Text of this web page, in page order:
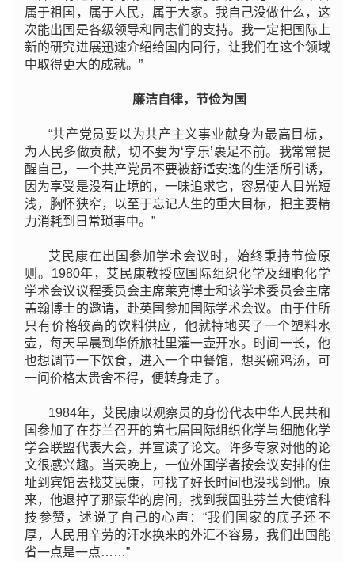
属于祖国，属于人民，属于大家。我自己没做什么，这
次能出国是各级领导和同志们的支持。我一定把国际上
新的研究进展迅速介绍给国内同行，让我们在这个领域
中取得更大的成就。”
廉洁自律，节俭为国
“共产党员要以为共产主义事业献身为最高目标，
为人民多做贡献，切不要为‘享乐’裹足不前。我常常提
醒自己，一个共产党员不要被舒适安逸的生活所引诱，
因为享受是没有止境的，一味追求它，容易使人目光短
浅，胸怀狭窄，以至于忘记人生的重大目标，把主要精
力消耗到日常琐事中。”
艾民康在出国参加学术会议时，始终秉持节俭原
则。1980年，艾民康教授应国际组织化学及细胞化学
学术会议议程委员会主席莱克博士和该学术委员会主席
盖翰博士的邀请，赴英国参加国际学术会议。由于住所
只有价格较高的饮料供应，他就特地买了一个塑料水
壶，每天早晨到华侨旅社里灌一壶开水。时间一长，他
也想调节一下饮食，进入一个中餐馆，想买碗鸡汤，可
一问价格太贵舍不得，便转身走了。
1984年，艾民康以观察员的身份代表中华人民共和
国参加了在芬兰召开的第七届国际组织化学与细胞化学
学会联盟代表大会，并宣读了论文。许多专家对他的论
文很感兴趣。当天晚上，一位外国学者按会议安排的住
址到宾馆去找艾民康，可找了好长时间也没找到他。原
来，他退掉了那豪华的房间，找到我国驻芬兰大使馆科
技参赞，述说了自己的心声：“我们国家的底子还不
厚，人民用辛劳的汗水换来的外汇不容易，我们出国能
省一点是一点……”